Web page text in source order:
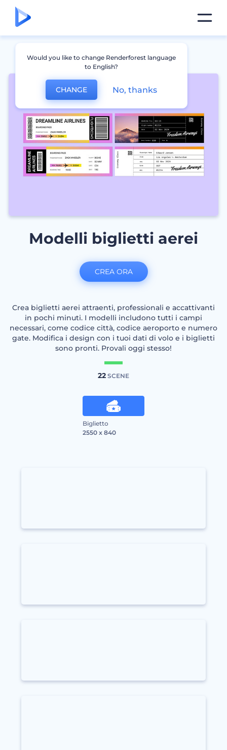
Modelli biglietti aerei
Crea biglietti aerei attraenti, professionali e accattivanti
in pochi minuti. I modelli includono tutti i campi
necessari, come codice città, codice aeroporto e numero
gate. Modifica i design con i tuoi dati di volo e i biglietti
sono pronti. Provali oggi stesso!
22 SCENE
Biglietto
2550 x 840
CREA ORA
Would you like to change Renderforest language
to English?
CHANGE No, thanks